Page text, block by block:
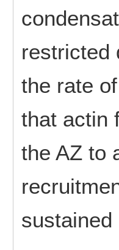
restricted
the rate
that actin
the AZ to